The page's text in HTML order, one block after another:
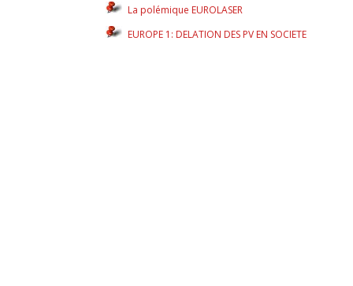
La polémique EUROLASER
EUROPE 1: DELATION DES PV EN SOCIETE